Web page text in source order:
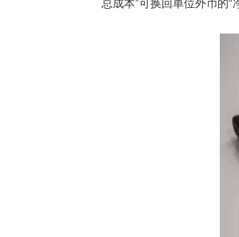
总成本”可换回单位外币的“